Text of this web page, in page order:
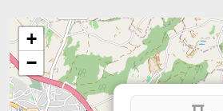
+
−